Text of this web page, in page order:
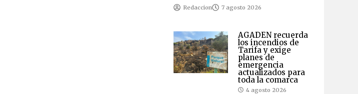
Redaccion 7 agosto 2026
AGADEN recuerda
los incendios de
Tarifa y exige
planes de
emergencia
actualizados para
toda la comarca
4 agosto 2026